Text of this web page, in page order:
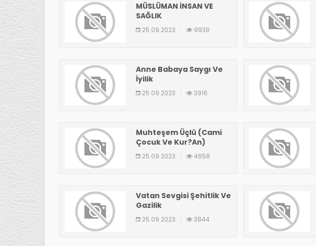
MÜSLÜMAN İNSAN VE
SAĞLIK
25.09.2023 9938
Anne Babaya Saygı Ve
İyilik
25.09.2023 3916
Muhteşem Üçlü (Cami
Çocuk Ve Kur?an)
25.09.2023 4658
Vatan Sevgisi Şehitlik Ve
Gazilik
25.09.2023 3844